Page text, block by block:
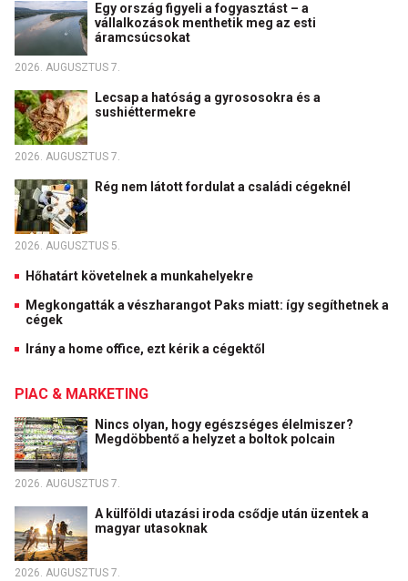
Egy ország figyeli a fogyasztást – a
vállalkozások menthetik meg az esti
áramcsúcsokat
2026. AUGUSZTUS 7.
Lecsap a hatóság a gyrososokra és a
sushiéttermekre
2026. AUGUSZTUS 7.
Rég nem látott fordulat a családi cégeknél
2026. AUGUSZTUS 5.
Hőhatárt követelnek a munkahelyekre
Megkongatták a vészharangot Paks miatt: így segíthetnek a
cégek
Irány a home office, ezt kérik a cégektől
PIAC & MARKETING
Nincs olyan, hogy egészséges élelmiszer?
Megdöbbentő a helyzet a boltok polcain
2026. AUGUSZTUS 7.
A külföldi utazási iroda csődje után üzentek a
magyar utasoknak
2026. AUGUSZTUS 7.